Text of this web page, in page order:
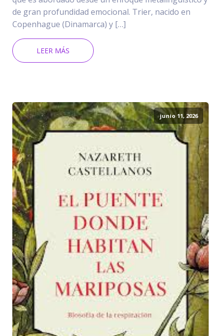
de gran profundidad emocional. Trier, nacido en
Copenhague (Dinamarca) y […]
LEER MÁS
junio 11, 2026